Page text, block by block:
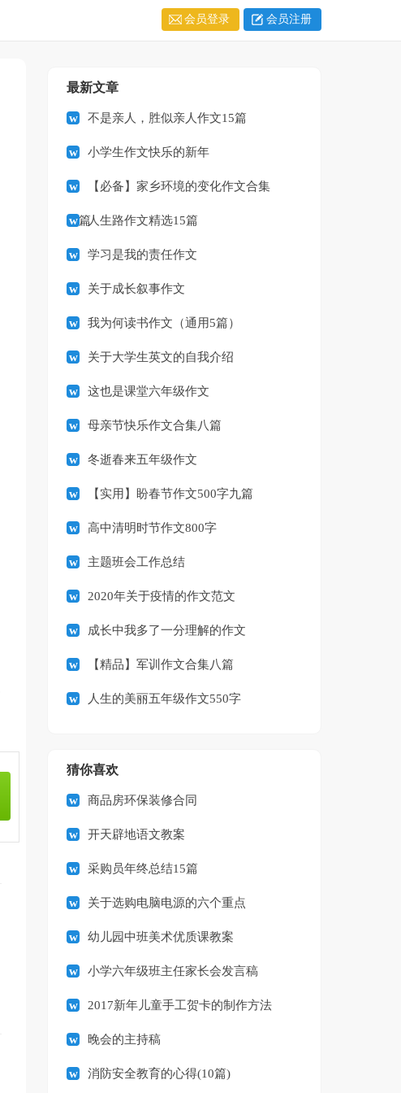
会员登录 会员注册
最新文章
不是亲人，胜似亲人作文15篇
小学生作文快乐的新年
【必备】家乡环境的变化作文合集
九篇人生路作文精选15篇
学习是我的责任作文
关于成长叙事作文
我为何读书作文（通用5篇）
关于大学生英文的自我介绍
这也是课堂六年级作文
母亲节快乐作文合集八篇
冬逝春来五年级作文
【实用】盼春节作文500字九篇
高中清明时节作文800字
主题班会工作总结
2020年关于疫情的作文范文
成长中我多了一分理解的作文
【精品】军训作文合集八篇
人生的美丽五年级作文550字
猜你喜欢
商品房环保装修合同
开天辟地语文教案
采购员年终总结15篇
关于选购电脑电源的六个重点
幼儿园中班美术优质课教案
小学六年级班主任家长会发言稿
2017新年儿童手工贺卡的制作方法
晚会的主持稿
消防安全教育的心得(10篇)